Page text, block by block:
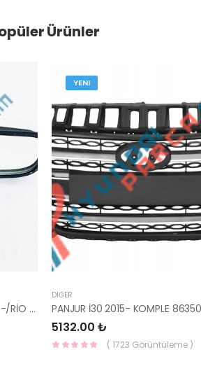
Ürünler
AYNA İÇ BLUE/ELANTRA 11-/CEED 10-/RİO 12-/SPORTAGE 11- 85101-3X100-HMC
YENI
DIĞER
5132.00 ₺
( 1723 Görüntüleme )